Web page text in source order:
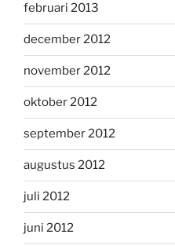
februari 2013
december 2012
november 2012
oktober 2012
september 2012
augustus 2012
juli 2012
juni 2012